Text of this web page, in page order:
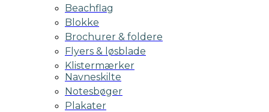
Beachflag
Blokke
Brochurer & foldere
Flyers & løsblade
Klistermærker
Navneskilte
Notesbøger
Plakater